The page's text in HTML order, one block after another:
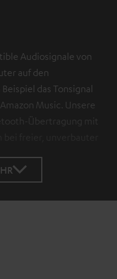
Audiosignale von
auf den
das Tonsignal
Music. Unsere
Übertragung mit